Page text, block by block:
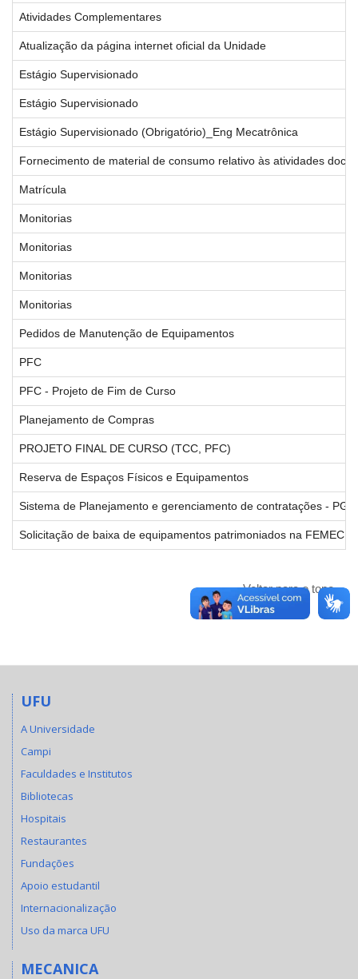
Atividades Complementares
Atualização da página internet oficial da Unidade
Estágio Supervisionado
Estágio Supervisionado
Estágio Supervisionado (Obrigatório)_Eng Mecatrônica
Fornecimento de material de consumo relativo às atividades
Matrícula
Monitorias
Monitorias
Monitorias
Monitorias
Pedidos de Manutenção de Equipamentos
PFC
PFC - Projeto de Fim de Curso
Planejamento de Compras
PROJETO FINAL DE CURSO (TCC, PFC)
Reserva de Espaços Físicos e Equipamentos
Sistema de Planejamento e gerenciamento de contratações - PGC
Solicitação de baixa de equipamentos patrimoniados na FEMEC
Voltar para o topo
UFU
A Universidade
Campi
Faculdades e Institutos
Bibliotecas
Hospitais
Restaurantes
Fundações
Apoio estudantil
Internacionalização
Uso da marca UFU
MECANICA